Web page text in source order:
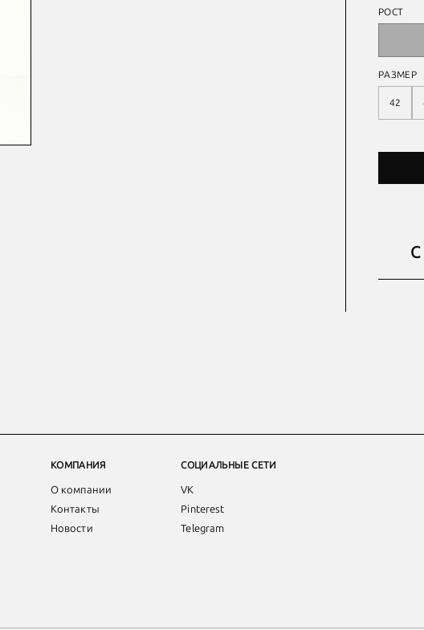
РОСТ
РАЗМЕР
42
КОМПАНИЯ
О компании
Контакты
Новости
СОЦИАЛЬНЫЕ СЕТИ
VK
Pinterest
Telegram